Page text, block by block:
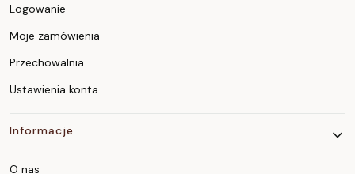
Logowanie
Moje zamówienia
Przechowalnia
Ustawienia konta
Informacje
O nas